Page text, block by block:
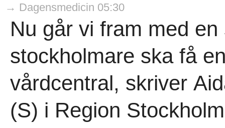
→ Dagensmedicin 05:30
Nu går vi fram med
stockholmare ska få
vårdcentral, skriver
(S) i Region